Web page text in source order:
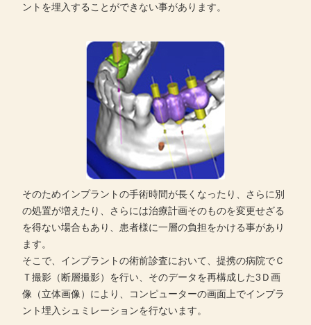
ントを埋入することができない事があります。
そのためインプラントの手術時間が長くなったり、さらに別
の処置が増えたり、さらには治療計画そのものを変更せざる
を得ない場合もあり、患者様に一層の負担をかける事があり
ます。
そこで、インプラントの術前診査において、提携の病院でＣ
Ｔ撮影（断層撮影）を行い、そのデータを再構成した3Ｄ画
像（立体画像）により、コンピューターの画面上でインプラ
ント埋入シュミレーションを行ないます。